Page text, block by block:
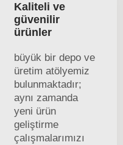
Kaliteli ve
güvenilir
ürünler
büyük bir depo ve
üretim atölyemiz
bulunmaktadır;
aynı zamanda
yeni ürün
geliştirme
çalışmalarımızı